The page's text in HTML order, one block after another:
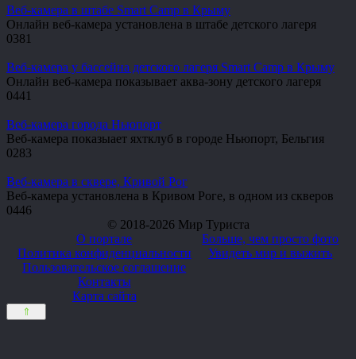
Веб-камера в штабе Smart Camp в Крыму
Онлайн веб-камера установлена в штабе детского лагеря
0381
Веб-камера у бассейна детского лагеря Smart Camp в Крыму
Онлайн веб-камера показывает аква-зону детского лагеря
0441
Веб-камера города Ньюпорт
Веб-камера показыает яхтклуб в городе Ньюпорт, Бельгия
0283
Веб-камера в сквере, Кривой Рог
Веб-камера установлена в Кривом Роге, в одном из скверов
0446
© 2018-2026 Мир Туриста
О портале
Политика конфиденциальности
Пользовательское соглашение
Контакты
Карта сайта
Больше, чем просто фото
Увидеть мир и выжить